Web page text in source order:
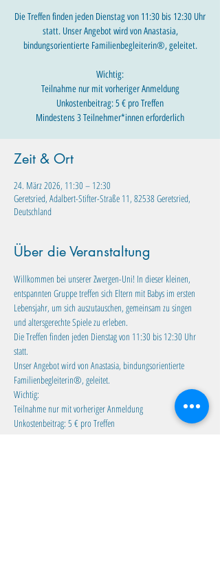
Die Treffen finden jeden Dienstag von 11:30 bis 12:30 Uhr
statt. Unser Angebot wird von Anastasia,
bindungsorientierte Familienbegleiterin®, geleitet.
Wichtig:
Teilnahme nur mit vorheriger Anmeldung
Unkostenbeitrag: 5 € pro Treffen
Mindestens 3 Teilnehmer*innen erforderlich
Zeit & Ort
24. März 2026, 11:30 – 12:30
Geretsried, Adalbert-Stifter-Straße 11, 82538 Geretsried,
Deutschland
Über die Veranstaltung
Willkommen bei unserer Zwergen-Uni! In dieser kleinen,
entspannten Gruppe treffen sich Eltern mit Babys im ersten
Lebensjahr, um sich auszutauschen, gemeinsam zu singen
und altersgerechte Spiele zu erleben.
Die Treffen finden jeden Dienstag von 11:30 bis 12:30 Uhr
statt.
Unser Angebot wird von Anastasia, bindungsorientierte
Familienbegleiterin®, geleitet.
Wichtig:
Teilnahme nur mit vorheriger Anmeldung
Unkostenbeitrag: 5 € pro Treffen